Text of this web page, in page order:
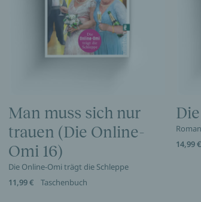
Man muss sich nur
trauen (Die Online-
Omi 16)
Die Online-Omi trägt die Schleppe
11,99 €
Taschenbuch
Roman
14,99 €